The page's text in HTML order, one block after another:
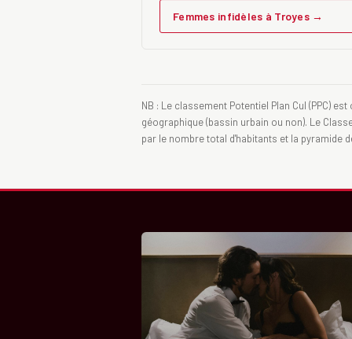
Femmes infidèles à Troyes →
NB : Le classement Potentiel Plan Cul (PPC)
géographique (bassin urbain ou non). Le
par le nombre total d'habitants et la pyramide